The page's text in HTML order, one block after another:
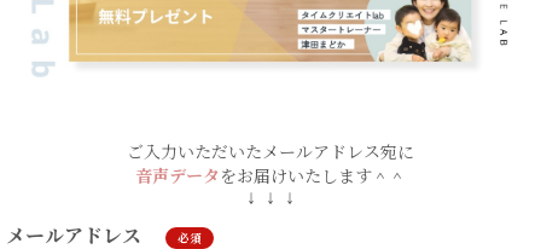
ご入力いただいたメールアドレス宛に
音声データをお届けいたします＾＾
↓ ↓ ↓
メールアドレス
必須